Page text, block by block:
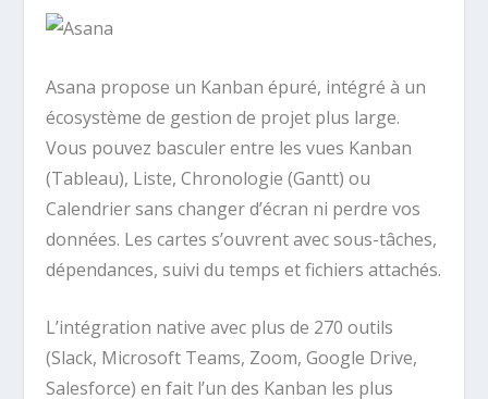
Asana propose un Kanban épuré, intégré à un
écosystème de gestion de projet plus large.
Vous pouvez basculer entre les vues Kanban
(Tableau), Liste, Chronologie (Gantt) ou
Calendrier sans changer d’écran ni perdre vos
données. Les cartes s’ouvrent avec sous-tâches,
dépendances, suivi du temps et fichiers attachés.
L’intégration native avec plus de 270 outils
(Slack, Microsoft Teams, Zoom, Google Drive,
Salesforce) en fait l’un des Kanban les plus